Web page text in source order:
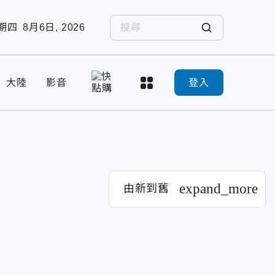
四 8月6日, 2026
大陸 影音 登入
由新到舊 expand_more